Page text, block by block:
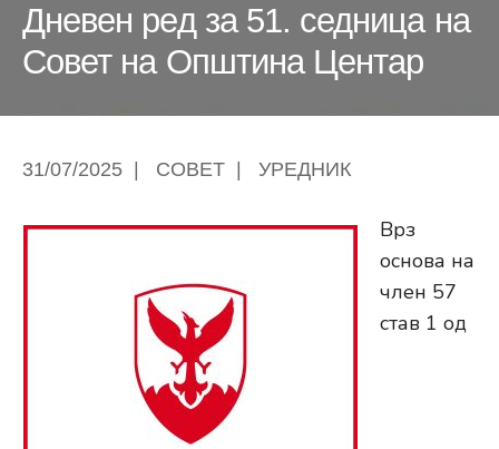
Дневен ред за 51. седница на
Совет на Општина Центар
31/07/2025 СОВЕТ УРЕДНИК
Врз
основа на
член 57
став 1 од